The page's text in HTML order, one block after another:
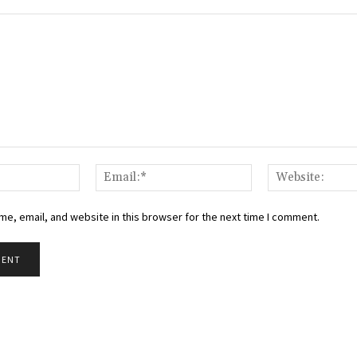
Name:* Email:*
email, and website in this browser for the next time I comment.